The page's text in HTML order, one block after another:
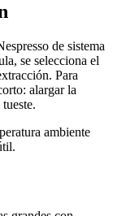
de sistema
se selecciona el
Para
alargar la
ambiente